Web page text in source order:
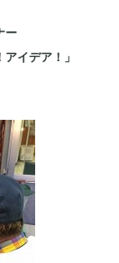
ー
イデア！」